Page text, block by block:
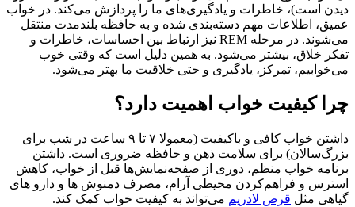
دیدن است)، خاطرات و یادگیری‌های ما را پردازش می‌کند. در خواب
عمیق، اطلاعات مهم دسته‌بندی شده و به حافظه بلندمدت منتقل
می‌شوند. در مرحله REM نیز ارتباط بین احساسات، خاطرات و
تفکر خلاق، بیشتر می‌شود. به همین دلیل است که وقتی خوب
می‌خوابیم، تمرکز، یادگیری و حتی خلاقیت ما بهتر می‌شود.
چرا کیفیت خواب اهمیت دارد؟
داشتن خواب کافی و باکیفیت (معمولا ۷ تا ۹ ساعت در شب برای
بزرگ‌سالان) برای سلامت ذهن و حافظه ضروری است. داشتن
برنامه خواب منظم، دوری از صفحه‌نمایش‌ها قبل از خواب، کاهش
استرس و فراهم‌کردن محیطی آرام، مصرف دمنوش ها و دارو های
گیاهی مثل قرص لادریم می‌تواند به کیفیت خواب کمک کند.